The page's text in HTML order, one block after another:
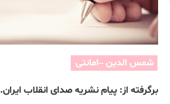
شمس الدین –امانتی
برگرفته از: پیام نشریه صدای انقلاب ایران.